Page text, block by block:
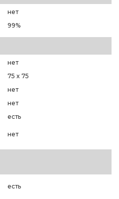
нет
99%
нет
75 x 75
нет
нет
есть
нет
есть